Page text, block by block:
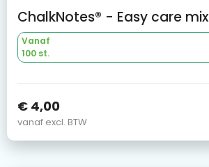
ChalkNotes® - Easy care mix
Vanaf
100 st.
€ 4,00
vanaf excl. BTW